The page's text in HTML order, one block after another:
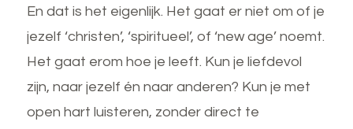
En dat is het eigenlijk. Het gaat er niet om of je
jezelf ‘christen’, ‘spiritueel’, of ‘new age’ noemt.
Het gaat erom hoe je leeft. Kun je liefdevol
zijn, naar jezelf én naar anderen? Kun je met
open hart luisteren, zonder direct te